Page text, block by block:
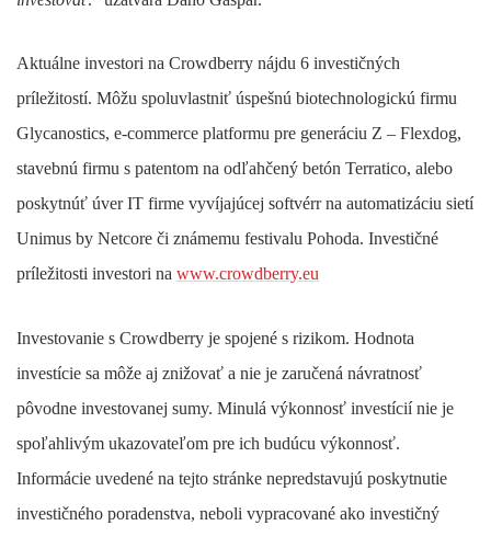
Aktuálne investori na Crowdberry nájdu 6 investičných
príležitostí. Môžu spoluvlastniť úspešnú biotechnologickú firmu
Glycanostics, e-commerce platformu pre generáciu Z – Flexdog,
stavebnú firmu s patentom na odľahčený betón Terratico, alebo
poskytnúť úver IT firme vyvíjajúcej softvérr na automatizáciu sietí
Unimus by Netcore či známemu festivalu Pohoda. Investičné
príležitosti investori na www.crowdberry.eu
Investovanie s Crowdberry je spojené s rizikom. Hodnota
investície sa môže aj znižovať a nie je zaručená návratnosť
pôvodne investovanej sumy. Minulá výkonnosť investícií nie je
spoľahlivým ukazovateľom pre ich budúcu výkonnosť.
Informácie uvedené na tejto stránke nepredstavujú poskytnutie
investičného poradenstva, neboli vypracované ako investičný